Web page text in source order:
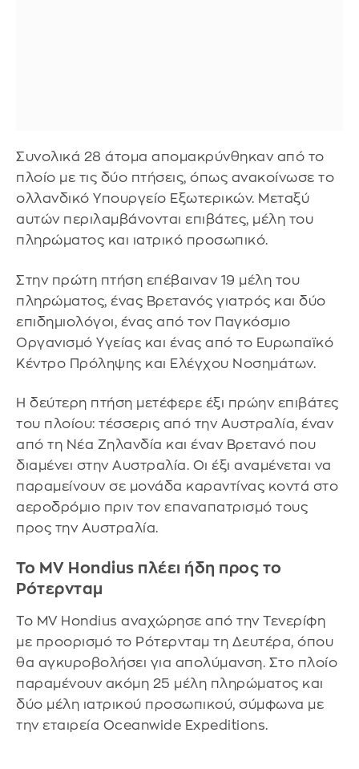
Συνολικά 28 άτομα απομακρύνθηκαν από το
πλοίο με τις δύο πτήσεις, όπως ανακοίνωσε το
ολλανδικό Υπουργείο Εξωτερικών. Μεταξύ
αυτών περιλαμβάνονται επιβάτες, μέλη του
πληρώματος και ιατρικό προσωπικό.
Στην πρώτη πτήση επέβαιναν 19 μέλη του
πληρώματος, ένας Βρετανός γιατρός και δύο
επιδημιολόγοι, ένας από τον Παγκόσμιο
Οργανισμό Υγείας και ένας από το Ευρωπαϊκό
Κέντρο Πρόληψης και Ελέγχου Νοσημάτων.
Η δεύτερη πτήση μετέφερε έξι πρώην επιβάτες
του πλοίου: τέσσερις από την Αυστραλία, έναν
από τη Νέα Ζηλανδία και έναν Βρετανό που
διαμένει στην Αυστραλία. Οι έξι αναμένεται να
παραμείνουν σε μονάδα καραντίνας κοντά στο
αεροδρόμιο πριν τον επαναπατρισμό τους
προς την Αυστραλία.
Το MV Hondius πλέει ήδη προς το
Ρότερνταμ
Το MV Hondius αναχώρησε από την Τενερίφη
με προορισμό το Ρότερνταμ τη Δευτέρα, όπου
θα αγκυροβολήσει για απολύμανση. Στο πλοίο
παραμένουν ακόμη 25 μέλη πληρώματος και
δύο μέλη ιατρικού προσωπικού, σύμφωνα με
την εταιρεία Oceanwide Expeditions.